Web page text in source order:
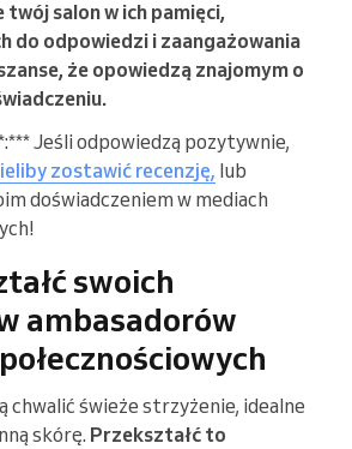
salon w ich pamięci,
do odpowiedzi i zaangażowania
że opowiedzą znajomym o
Jeśli odpowiedzą pozytywnie,
zostawić recenzję, lub
doświadczeniem w mediach
swoich
ambasadorów
chwalić świeże strzyżenie, idealne
skórę. Przekształć to